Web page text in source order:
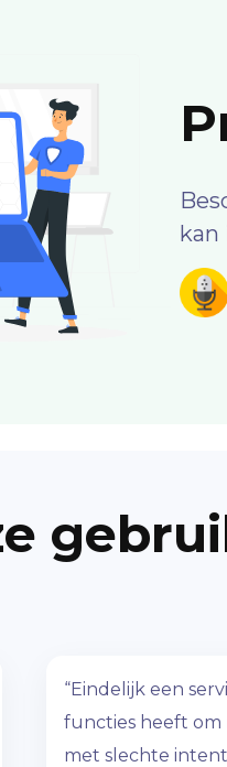
kan
“Eindelijk een
functies heeft om
met slechte